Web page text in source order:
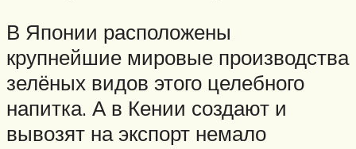
В Японии расположены
крупнейшие мировые производства
зелёных видов этого целебного
напитка. А в Кении создают и
вывозят на экспорт немало